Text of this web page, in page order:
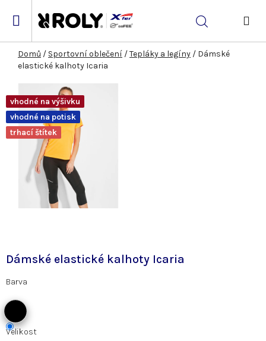
Hledat
Domů / Sportovní oblečení /Tepláky a legíny / Dámské
elastické kalhoty Icaria
Dámské elastické kalhoty Icaria
Barva
Velikost
vhodné na výšivku
vhodné na potisk
trhací štítek